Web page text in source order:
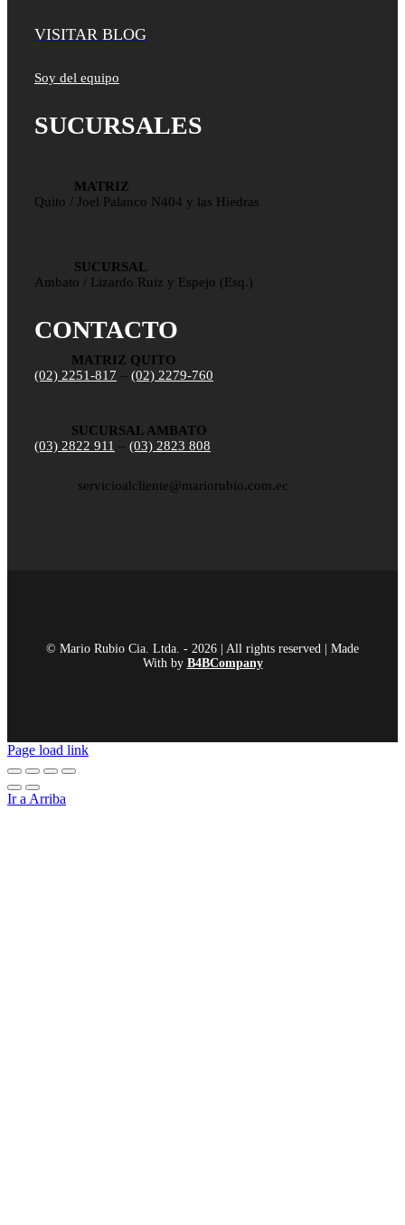
VISITAR BLOG
Soy del equipo
SUCURSALES
MATRIZ
Quito / Joel Palanco N404 y las Hiedras
SUCURSAL
Ambato / Lizardo Ruiz y Espejo (Esq.)
CONTACTO
MATRIZ QUITO
(02) 2251-817 – (02) 2279-760
SUCURSAL AMBATO
(03) 2822 911 – (03) 2823 808
servicioalcliente@mariorubio.com.ec
© Mario Rubio Cia. Ltda. - 2026 | All rights reserved | Made
With by B4BCompany
Page load link
Ir a Arriba